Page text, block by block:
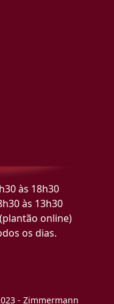
às 18h30
às 13h30
online)
os dias.
- Zimmermann